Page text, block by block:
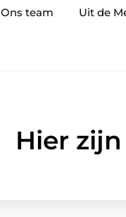
Ons team Uit de
Hier